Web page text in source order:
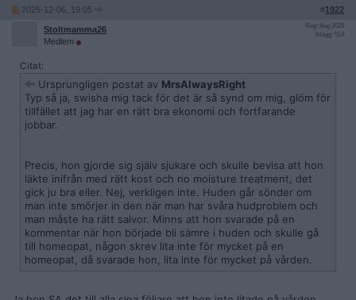
2025-12-06, 19:05 #1922
Stoltmamma26
Medlem
Reg: Aug 2025
Inlägg: 514
Citat:
Ursprungligen postat av MrsAlwaysRight
Typ så ja, swisha mig tack för det är så synd om mig, glöm för
tillfället att jag har en rätt bra ekonomi och fortfarande
jobbar.
Precis, hon gjorde sig själv sjukare och skulle bevisa att hon
läkte inifrån med rätt kost och no moisture treatment, det
gick ju bra eller. Nej, verkligen inte. Huden går sönder om
man inte smörjer in den när man har svåra hudproblem och
man måste ha rätt salvor. Minns att hon svarade på en
kommentar när hon började bli sämre i huden och skulle gå
till homeopat, någon skrev lita inte för mycket på en
homeopat, då svarade hon, lita inte för mycket på vården.